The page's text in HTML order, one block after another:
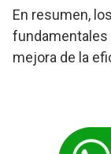
En resumen,
mejora de la